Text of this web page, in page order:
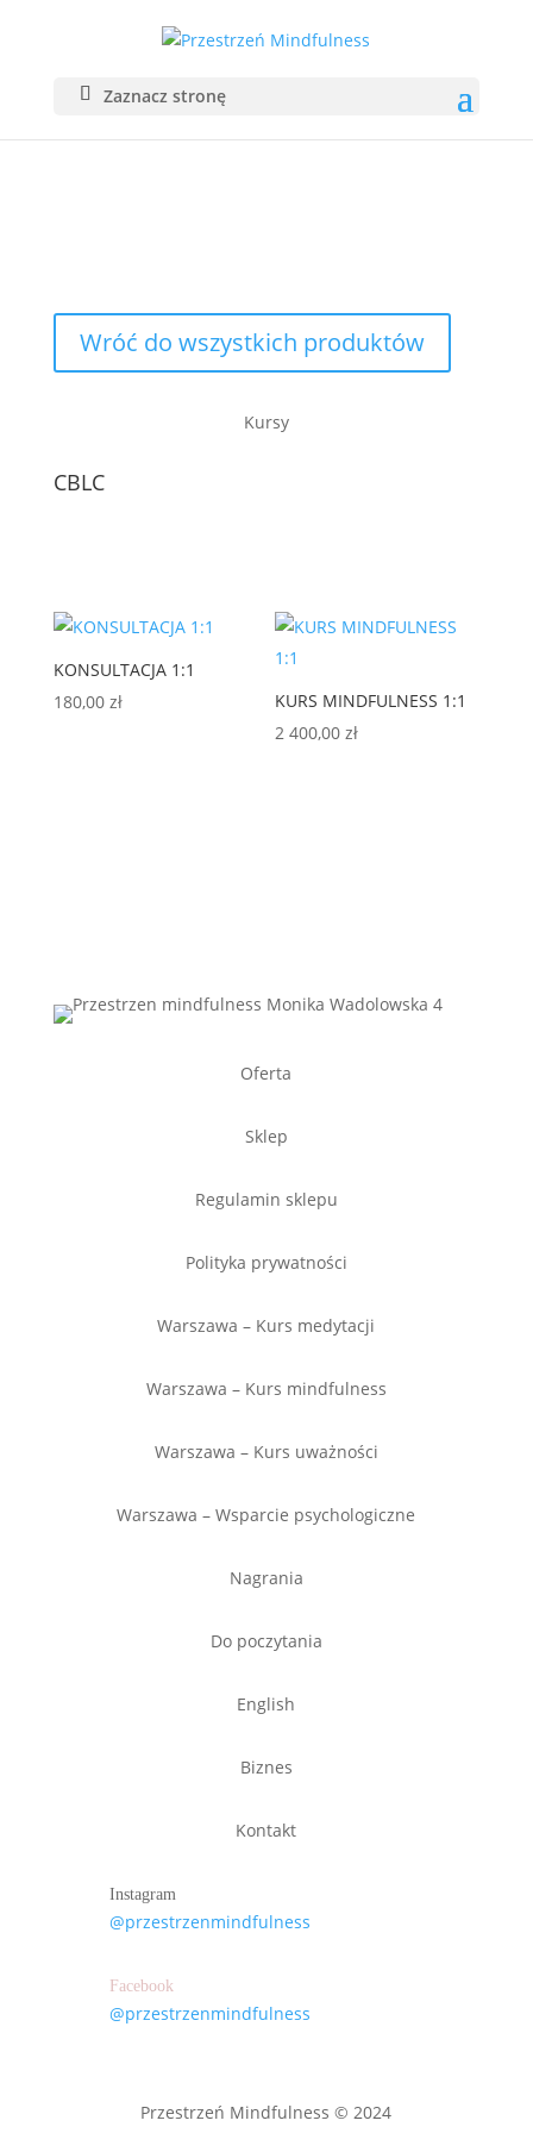
Zaznacz stronę
Wróć do wszystkich produktów
Kursy
CBLC
KONSULTACJA 1:1
180,00 zł
KURS MINDFULNESS 1:1
2 400,00zł
Oferta
Sklep
Regulamin sklepu
Polityka prywatności
Warszawa – Kurs medytacji
Warszawa – Kurs mindfulness
Warszawa – Kurs uważności
Warszawa – Wsparcie psychologiczne
Nagrania
Do poczytania
English
Biznes
Kontakt
Instagram
@przestrzenmindfulness
Facebook
@przestrzenmindfulness
Przestrzeń Mindfulness © 2024